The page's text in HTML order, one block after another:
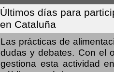
Últimos días para
en Cataluña
Las prácticas de
dudas y debates. Con el
gestiona esta actividad